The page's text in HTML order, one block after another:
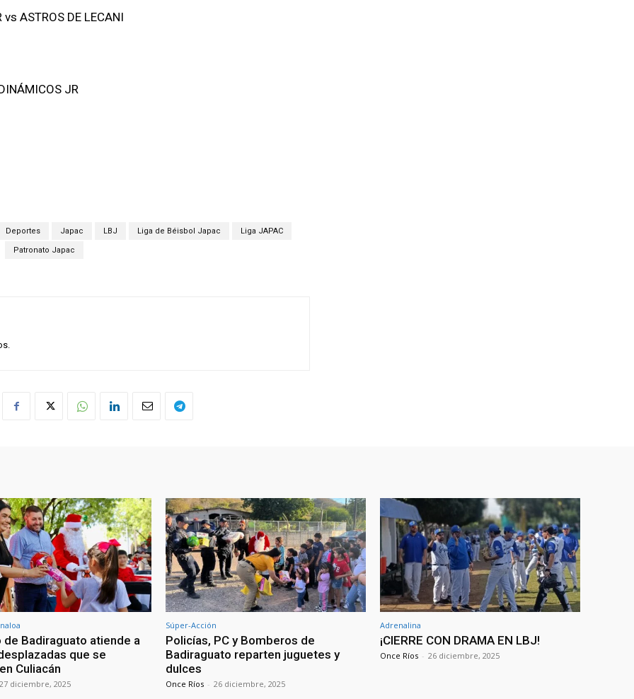
ASTROS DE LECANI
JR
Deportes Japac LBJ Liga de Béisbol Japac Liga JAPAC
Patronato Japac
de Badiraguato atiende a
que se
Culiacán
27 diciembre, 2025
Súper-Acción
Policías, PC y Bomberos de
Badiraguato reparten juguetes y
dulces
Once Ríos - 26 diciembre, 2025
Adrenalina
¡CIERRE CON DRAMA EN LBJ!
Once Ríos - 26 diciembre, 2025